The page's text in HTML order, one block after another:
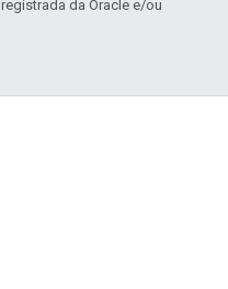
da Oracle e/ou